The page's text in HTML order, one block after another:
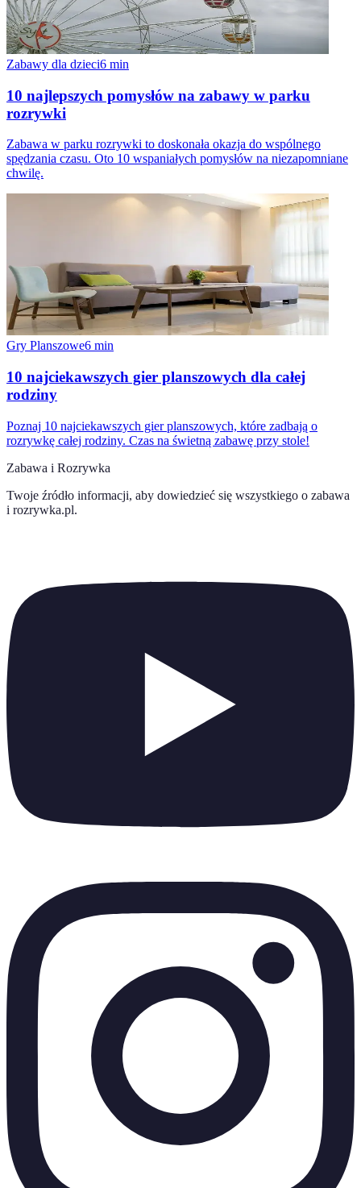
Zabawy dla dzieci6 min
10 najlepszych pomysłów na zabawy w parku
rozrywki
Zabawa w parku rozrywki to doskonała okazja do wspólnego
spędzania czasu. Oto 10 wspaniałych pomysłów na niezapomniane
chwilę.
Gry Planszowe6 min
10 najciekawszych gier planszowych dla całej
rodziny
Poznaj 10 najciekawszych gier planszowych, które zadbają o
rozrywkę całej rodziny. Czas na świetną zabawę przy stole!
Zabawa i Rozrywka
Twoje źródło informacji, aby dowiedzieć się wszystkiego o zabawa
i rozrywka.pl.